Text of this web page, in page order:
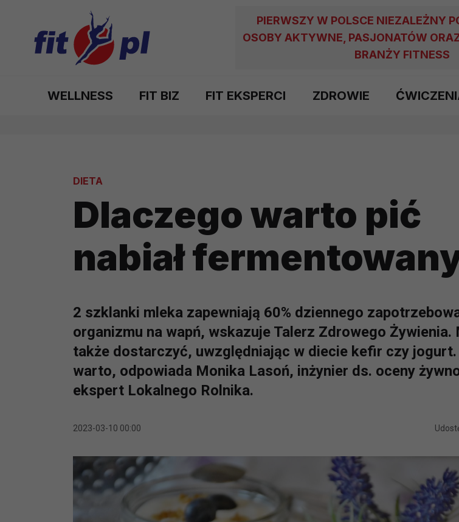
PIERWSZY W POLSCE NIEZALEŻNY
OSOBY AKTYWNE, PASJONATÓW
BRANŻY FITNESS
WELLNESS FIT BIZ FIT EKSPERCI ZDROWIE
DIETA
Dlaczego warto pić
nabiał
2 szklanki mleka zapewniają 60% dziennego
organizmu na wapń, wskazuje Talerz Zdrowego Żywienia.
także dostarczyć, uwzględniając w diecie kefir czy jogurt.
warto, odpowiada Monika Lasoń, inżynier ds. oceny
ekspert Lokalnego Rolnika.
2023-03-10 00:00